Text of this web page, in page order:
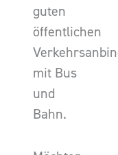
guten
öffentlichen
mit Bus
und
Bahn.